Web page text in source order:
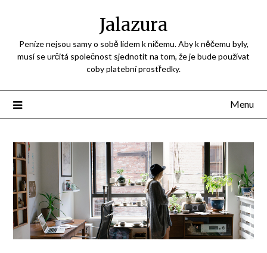
Jalazura
Peníze nejsou samy o sobě lidem k ničemu. Aby k něčemu byly,
musí se určitá společnost sjednotit na tom, že je bude používat
coby platební prostředky.
Menu